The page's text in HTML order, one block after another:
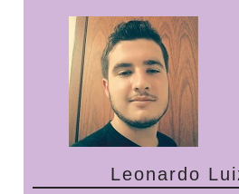
Leonardo